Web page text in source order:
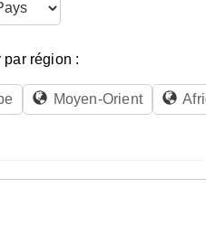
par région :
Moyen-Orient